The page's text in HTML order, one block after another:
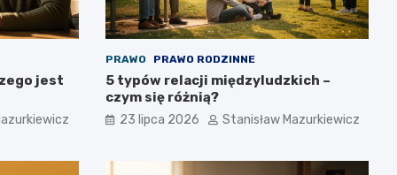
jest
PRAWO PRAWO RODZINNE
5 typów relacji międzyludzkich –
czym się różnią?
23 lipca 2026 Stanisław Mazurkiewicz